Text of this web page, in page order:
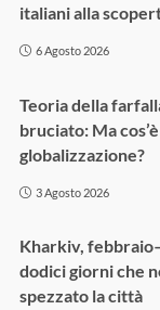
italiani alla
6 Agosto 2026
Teoria della
bruciato: Ma
globalizzazione?
3 Agosto 2026
Kharkiv,
dodici giorni che
spezzato la città